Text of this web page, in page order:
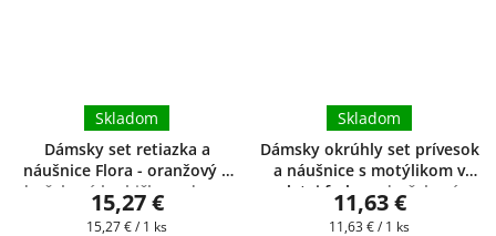
Dámsky set retiazka a
náušnice Flora - oranžový +
darčeková krabička zadarmo
Skladom
15,27 €
Jednotková
15,27 € / 1 ks
Dámsky okrúhly set prívesok
a náušnice s motýlikom v
zlatej farbe + darčeková
krabička zadarmo
Skladom
11,63 €
Jednotková
11,63 € / 1 ks